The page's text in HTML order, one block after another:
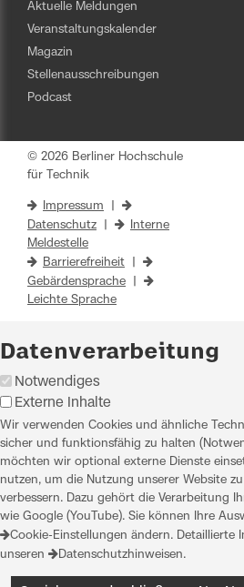
Aktuelle Meldungen
Veranstaltungskalender
Magazin
Stellenausschreibungen
Podcast
© 2026 Berliner Hochschule
für Technik
Impressum
Datenschutz
Interne
Meldestelle
Barrierefreiheit
Gebärdensprache
Leichte Sprache
Datenverarbeitung
Notwendiges
Externe Inhalte
Wir verwenden Cookies und ähnliche
sicher und funktionsfähig zu halten
möchten wir optional externe Dienste
nutzen, um die Nutzung unserer Website
verbessern. Dazu gehört die Verarbeitung
wie Google (YouTube). Sie können Ihre
Cookie-Einstellungen ändern. Detaillierte
unseren
Datenschutzhinweisen.